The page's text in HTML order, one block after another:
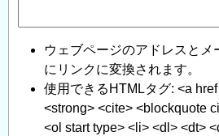
ウェブページのアドレスとメ
にリンクに変換されます。
使用できるHTMLタグ: <a
<strong> <cite> <blockquote
<ol start type> <li> <dl> <dt>